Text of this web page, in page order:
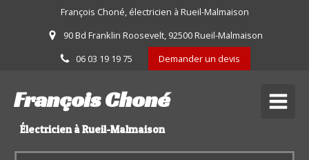
François Choné, électricien à Rueil-Malmaison
90 Bd Franklin Roosevelt, 92500 Rueil-Malmaison
06 03 19 19 75
Demander un devis
François Choné
Électricien à Rueil-Malmaison